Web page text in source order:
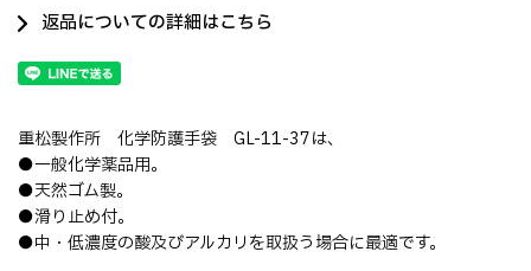
返品についての詳細はこちら
重松製作所 化学防護手袋 GL-11-37は、
●一般化学薬品用。
●天然ゴム製。
●滑り止め付。
●中・低濃度の酸及びアルカリを取扱う場合に最適です。